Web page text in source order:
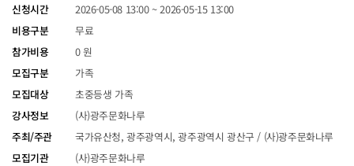
신청시간
2026-05-08 13:00 ~ 2026-05-15 13:00
비용구분
무료
참가비용
0 원
모집구분
가족
모집대상
초중등생 가족
강사정보
(사)광주문화나루
주최/주관
국가유산청, 광주광역시, 광주광역시 광산구 / (사)광주문화나루
모집기관
(사)광주문화나루